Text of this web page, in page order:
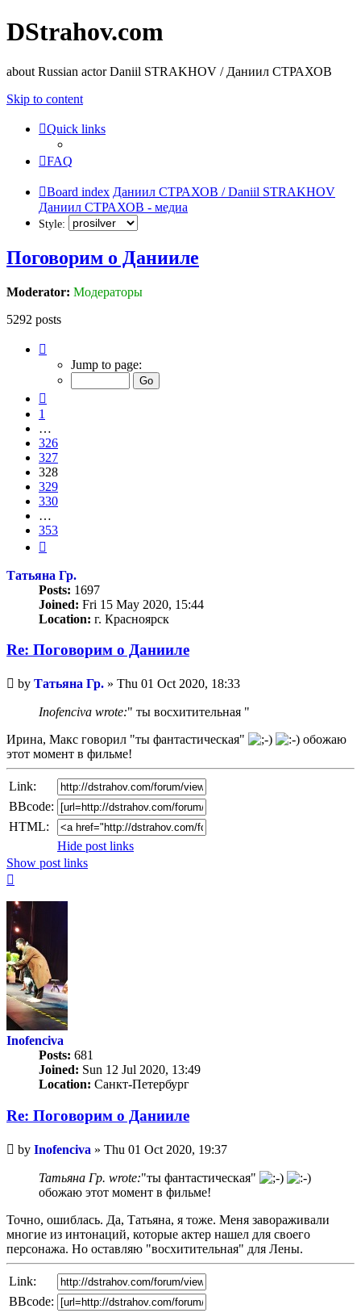
DStrahov.com
about Russian actor Daniil STRAKHOV / Даниил СТРАХОВ
Skip to content
Quick links
FAQ
Board index Даниил СТРАХОВ / Daniil STRAKHOV
Даниил СТРАХОВ - медиа
Style:
Поговорим o Данииле
Moderator: Модераторы
5292 posts
328
Jump to page:
1
…
326
327
328
329
330
…
353
Татьяна Гр.
Posts: 1697
Joined: Fri 15 May 2020, 15:44
Location: г. Красноярск
Re: Поговорим o Данииле
Unread
post
by Татьяна Гр. » Thu 01 Oct 2020, 18:33
Inofenciva wrote:" ты восхитительная "
Ирина, Макс говорил "ты фантастическая"
обожаю
этот момент в фильме!
Link:
BBcode:
HTML:
Hide post links
Show post links
Inofenciva
Posts: 681
Joined: Sun 12 Jul 2020, 13:49
Location: Санкт-Петербург
Re: Поговорим o Данииле
Unread
post
by Inofenciva » Thu 01 Oct 2020, 19:37
Татьяна Гр. wrote:"ты фантастическая"
обожаю этот момент в фильме!
Точно, ошиблась. Да, Татьяна, я тоже. Меня завораживали
многие из интонаций, которые актер нашел для своего
персонажа. Но оставляю "восхитительная" для Лены.
Link:
BBcode: